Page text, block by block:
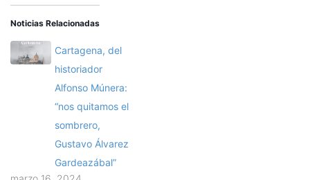
Noticias Relacionadas
Cartagena, del
historiador
Alfonso Múnera:
“nos quitamos el
sombrero,
Gustavo Álvarez
Gardeazábal”